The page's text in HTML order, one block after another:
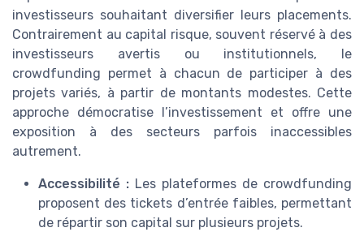
investisseurs souhaitant diversifier leurs placements.
Contrairement au capital risque, souvent réservé à des
investisseurs avertis ou institutionnels, le
crowdfunding permet à chacun de participer à des
projets variés, à partir de montants modestes. Cette
approche démocratise l’investissement et offre une
exposition à des secteurs parfois inaccessibles
autrement.
Accessibilité : Les plateformes de crowdfunding
proposent des tickets d’entrée faibles, permettant
de répartir son capital sur plusieurs projets.